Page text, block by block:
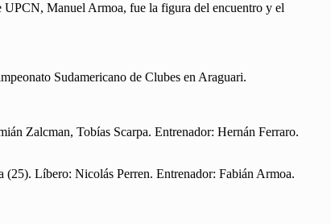
UPCN, Manuel Armoa, fue la figura del encuentro y el
Sudamericano de Clubes en Araguari.
Zalcman, Tobías Scarpa. Entrenador: Hernán Ferraro.
Líbero: Nicolás Perren. Entrenador: Fabián Armoa.